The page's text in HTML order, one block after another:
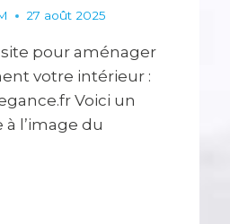
27 août 2025
pour aménager
votre intérieur :
Voici un
l’image du